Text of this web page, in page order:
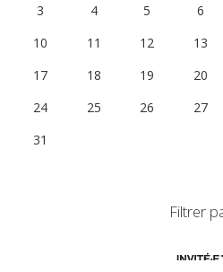
3
4 5 6
10
11 12 13
17
18 19 20
24
25 26 27
31
Filtrer